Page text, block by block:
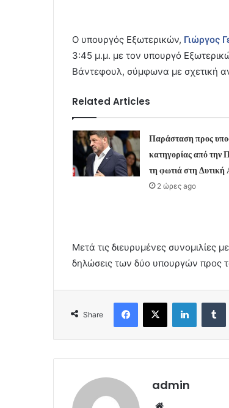
Ο υπουργός Εξωτερικών, Γιώργος
3:45 μ.μ. με τον υπουργό
Βάντεφουλ, σύμφωνα με σχετική
Related Articles
Παράσταση προς
κατηγορίας από την
τη φωτιά στη Δυτική
2 ώρες ago
Μετά τις διευρυμένες συνομιλίες
δηλώσεις των δύο υπουργών προς
Share
Facebook
X LinkedIn
admin